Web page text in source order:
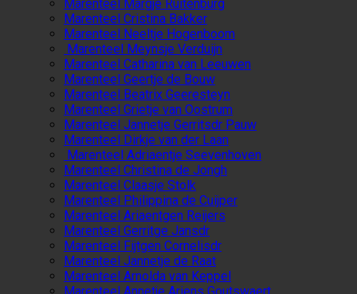
Marenteel Margje Ruitenburg
Marenteel Cristina Bakker
Marenteel Neeltje Hogenboom
Marenteel Meynsje Verduijn
Marenteel Catharina van Leeuwen
Marenteel Geertje de Bouw
Marenteel Beatrix Geeresteyn
Marenteel Grietje van Oostrum
Marenteel Jannetje Gerritsdr Pauw
Marenteel Dirkje van der Laan
Marenteel Adriaentje Seevenhoven
Marenteel Christina de Jongh
Marenteel Claasje Stolk
Marenteel Philippina de Cuijper
Marenteel Ariaentgen Reijers
Marenteel Gerritge Jansdr
Marenteel Fijtgen Cornelisdr
Marenteel Jannetje de Raat
Marenteel Arnolda van Keppel